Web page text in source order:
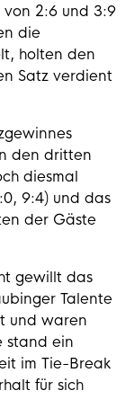
2:6 und 3:9
die
holten den
Satz verdient
den dritten
diesmal
9:4) und das
der Gäste
gewillt das
Talente
und waren
stand ein
im Tie-Break
für sich